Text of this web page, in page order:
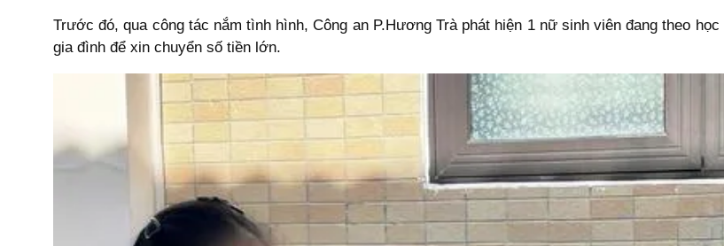
Trước đó, qua công tác nắm tình hình, Công an P.Hương Trà phát hiện 1 nữ sinh viên đang theo
gia đình để xin chuyển số tiền lớn.